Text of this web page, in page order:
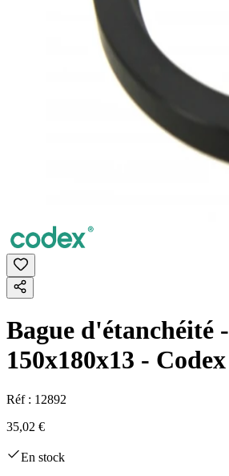
Bague d'étanchéité -
150x180x13 - Codex
Réf : 12892
35,02 €
En stock